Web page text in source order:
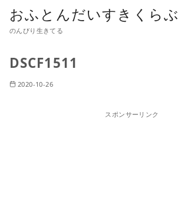
おふとんだいすきくらぶ
のんびり生きてる
DSCF1511
2020-10-26
スポンサーリンク